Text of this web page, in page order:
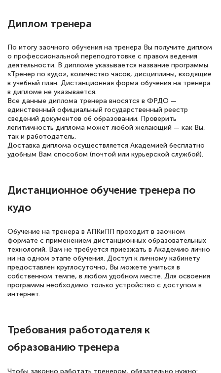
подготовиться к тестированию. Это
книги, методические рекомендации,
статьи. Времени на подготовку
достаточно. Курс помогает пройти
аттестацию в школе. Спасибо!
Евгения Коротких
Знаток города 2 уровня
Спасибо большое Академии! Грамотное,
вежливое сопровождение! Всё чётко и
понятно! Проходила повышение
Елена Петрикс
Знаток города 5 уровня
повышени каалификации по
специальности «Тренер-преподаватель
Диплом тренера
По итогу заочного обучения на тренера Вы получите диплом
о профессиональной переподготовке с правом ведения
деятельности. В дипломе указывается название программы
«Тренер по кудо», количество часов, дисциплины, входящие
в учебный план. Дистанционная форма обучения на тренера
в дипломе не указывается.
Все данные диплома тренера вносятся в ФРДО —
единственный официальный государственный реестр
сведений документов об образовании. Проверить
легитимность диплома может любой желающий — как Вы,
так и работодатель.
Доставка диплома осуществляется Академией бесплатно
удобным Вам способом (почтой или курьерской службой).
Дистанционное обучение тренера по
кудо
Обучение на тренера в АПКиПП проходит в заочном
формате с применением дистанционных образовательных
технологий. Вам не требуется приезжать в Академию лично
ни на одном этапе обучения. Доступ к личному кабинету
предоставлен круглосуточно, Вы можете учиться в
собственном темпе, в любом удобном месте. Для освоения
программы необходимо только устройство с доступом в
интернет.
Требования работодателя к
образованию тренера
Чтобы законно работать тренером, обязательно нужно: